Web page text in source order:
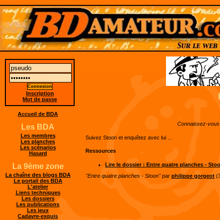
Connaissez-
Suivez Stoon et enquêtez avec lui ...
Ressources
Lire le dossier : Entre quatre planches -
"Entre quatre planches - Stoon"par philippe gorgeot
Inscription
Mot de passe
Accueil de BDA
Les BDA
Les membres
Les planches
Les scénarios
Hasard
La 9ème zone
La chaîne des blogs BDA
Le portail des BDA
L'atelier
Liens techniques
Les dossiers
Les publications
Les jeux
Cadavre-exquis